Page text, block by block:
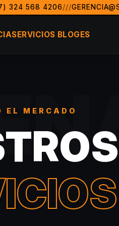
SEO en
México, Argentina, Chile,
324 568 4206///
SERVICIOS BLOGES
EL MERCADO